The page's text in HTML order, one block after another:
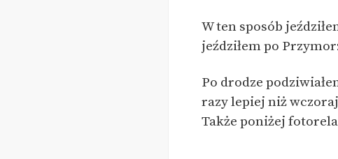
W ten sposób
jeździłem po
Po drodze
razy lepiej niż
Także poniżej